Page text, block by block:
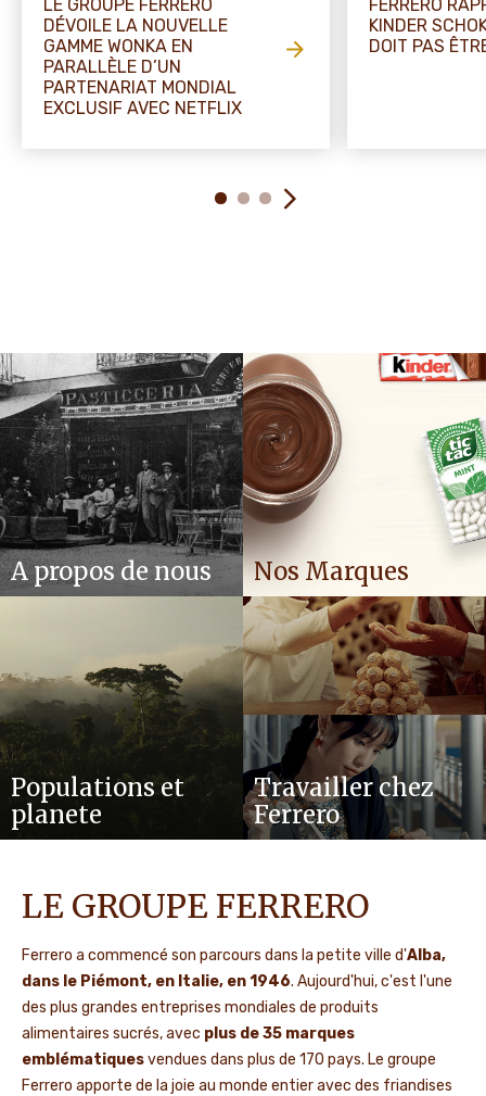
LE GROUPE FERRERO
DÉVOILE LA NOUVELLE
GAMME WONKA EN
PARALLÈLE D’UN
PARTENARIAT MONDIAL
EXCLUSIF AVEC NETFLIX
FERRERO
KINDER
DOIT PAS
A propos de nous Nos Marques
Populations et
planete
Travailler chez
Ferrero
LE GROUPE FERRERO
Ferrero a commencé son parcours dans la petite ville d'Alba,
dans le Piémont, en Italie, en 1946. Aujourd'hui, c'est l'une
des plus grandes entreprises mondiales de produits
alimentaires sucrés, avec plus de 35 marques
emblématiquesvendues dans plus de 170 pays. Le groupe
Ferrero apporte de la joie au monde entier avec des friandises